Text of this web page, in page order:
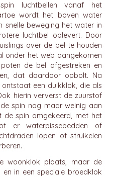
luchtbellen vanaf het
wordt het boven water
snelle beweging het water in
luchtbel oplevert. Door
over de bel te houden
onder het web aangekomen
de bel afgestreken en
dat daardoor opbolt. Na
een duikklok, die als
hierin ververst de zuurstof
spin nog maar weinig aan
de spin omgekeerd, met het
er waterpissebedden of
lopen of struikelen
woonklok plaats, maar de
en in een speciale broedklok